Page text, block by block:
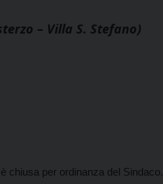
– Villa S. Stefano)
chiusa per ordinanza del Sindaco.